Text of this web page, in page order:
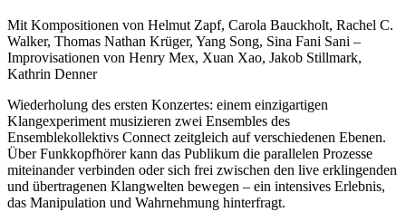
Mit Kompositionen von Helmut Zapf, Carola Bauckholt, Rachel C.
Walker, Thomas Nathan Krüger, Yang Song, Sina Fani Sani –
Improvisationen von Henry Mex, Xuan Xao, Jakob Stillmark,
Kathrin Denner
Wiederholung des ersten Konzertes: einem einzigartigen
Klangexperiment musizieren zwei Ensembles des
Ensemblekollektivs Connect zeitgleich auf verschiedenen Ebenen.
Über Funkkopfhörer kann das Publikum die parallelen Prozesse
miteinander verbinden oder sich frei zwischen den live erklingenden
und übertragenen Klangwelten bewegen – ein intensives Erlebnis,
das Manipulation und Wahrnehmung hinterfragt.